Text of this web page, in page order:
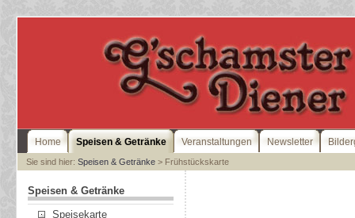
Home Speisen & Getränke Veranstaltungen Newsletter
Sie sind hier: Speisen & Getränke> Frühstückskarte
Speisen & Getränke
Speisekarte